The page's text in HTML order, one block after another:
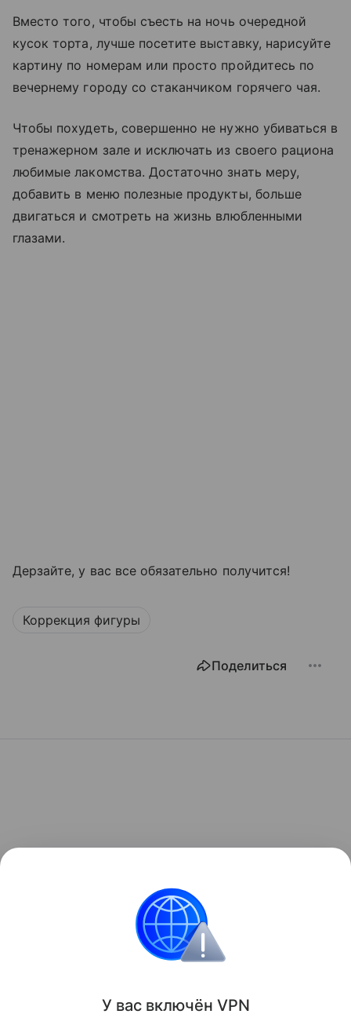
Вместо того, чтобы съесть на ночь очередной
кусок торта, лучше посетите выставку, нарисуйте
картину по номерам или просто пройдитесь по
вечернему городу со стаканчиком горячего чая.
Чтобы похудеть, совершенно не нужно убиваться в
тренажерном зале и исключать из своего рациона
любимые лакомства. Достаточно знать меру,
добавить в меню полезные продукты, больше
двигаться и смотреть на жизнь влюбленными
глазами.
Дерзайте, у вас все обязательно получится!
Коррекция фигуры
Поделиться
У вас включён VPN